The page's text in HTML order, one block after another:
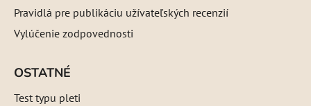
Pravidlá pre publikáciu užívateľských recenzií
Vylúčenie zodpovednosti
OSTATNÉ
Test typu pleti